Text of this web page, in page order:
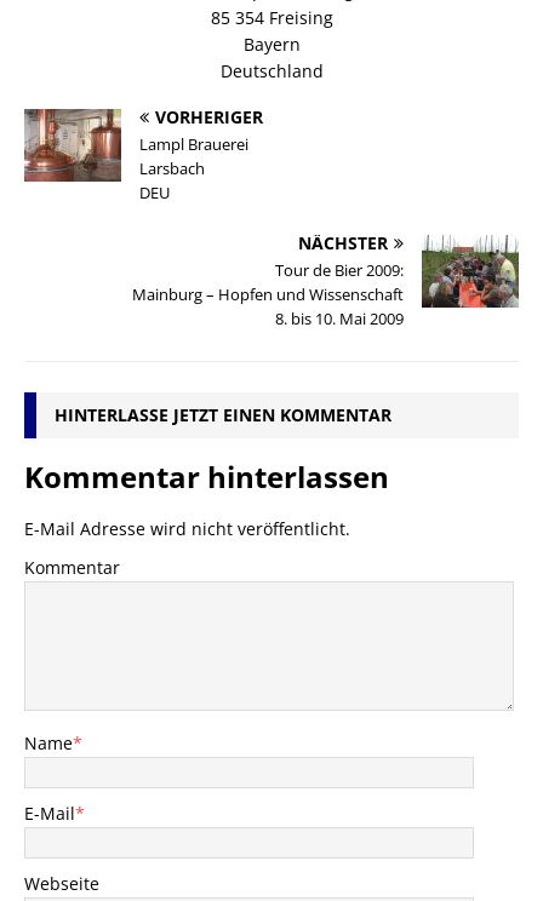
85 354 Freising
Bayern
Deutschland
VORHERIGER
Lampl Brauerei
Larsbach
DEU
NÄCHSTER
Tour de Bier 2009:
Mainburg – Hopfen und Wissenschaft
8. bis 10. Mai 2009
HINTERLASSE JETZT EINEN KOMMENTAR
Kommentar hinterlassen
E-Mail Adresse wird nicht veröffentlicht.
Kommentar
Name*
E-Mail*
Webseite